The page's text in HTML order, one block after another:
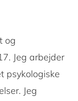
og
Jeg arbejder
psykologiske
Jeg